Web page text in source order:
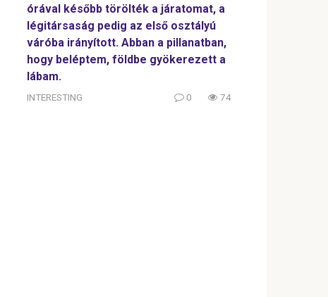
órával később törölték a járatomat, a
légitársaság pedig az első osztályú
váróba irányított. Abban a pillanatban,
hogy beléptem, földbe gyökerezett a
lábam.
INTERESTING 0 74